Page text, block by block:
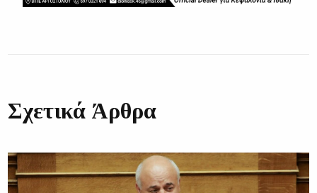
Σχετικά Άρθρα